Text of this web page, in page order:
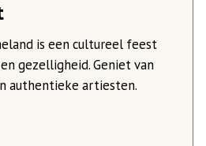
is een cultureel feest
gezelligheid. Geniet van
authentieke artiesten.